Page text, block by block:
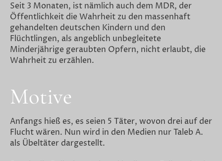
Seit 3 Monaten, ist nämlich auch dem MDR, der
Öffentlichkeit die Wahrheit zu den massenhaft
gehandelten deutschen Kindern und den
Flüchtlingen, als angeblich unbegleitete
Minderjährige geraubten Opfern, nicht erlaubt, die
Wahrheit zu erzählen.
Motive
Anfangs hieß es, es seien 5 Täter, wovon drei auf der
Flucht wären. Nun wird in den Medien nur Taleb A.
als Übeltäter dargestellt.